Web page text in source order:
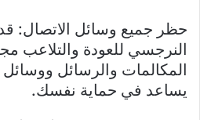
حظر جميع وسائل الاتصال:
النرجسي للعودة والتلاعب
المكالمات والرسائل ووسائل
يساعد في حماية نفسك.